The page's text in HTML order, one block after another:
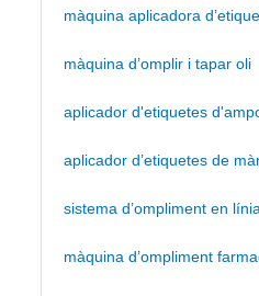
màquina aplicadora
màquina d’omplir i tapar oli
aplicador d'etiquetes
aplicador d’etiquetes de
sistema d’ompliment en línia
màquina d’ompliment